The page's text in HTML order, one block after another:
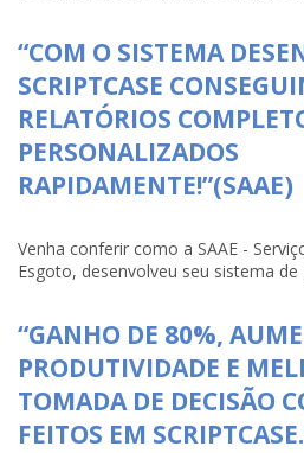
“COM O SISTEMA
SCRIPTCASE
RELATÓRIOS
PERSONALIZADOS
RAPIDAMENTE!”(SAAE)
Venha conferir como a SAAE -
Esgoto, desenvolveu seu sistema de
“GANHO DE 80%,
PRODUTIVIDADE E
TOMADA DE DECISÃO
FEITOS EM